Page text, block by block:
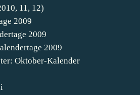
11, 12)
2009
2009
2009
Oktober-Kalender